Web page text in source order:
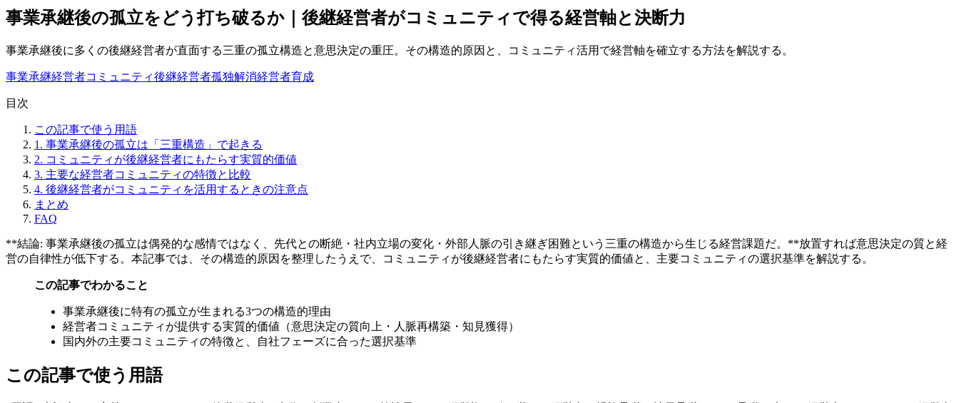
事業承継後の孤立をどう打ち破るか｜後継経営者がコミュニティで得る経営軸と決断力
事業承継後に多くの後継経営者が直面する三重の孤立構造と意思決定の重圧。その構造的原因と、コミュニティ活用で経営軸を確立する方法を解説する。
事業承継経営者コミュニティ後継経営者孤独解消経営者育成
目次
この記事で使う用語
1. 事業承継後の孤立は「三重構造」で起きる
2. コミュニティが後継経営者にもたらす実質的価値
3. 主要な経営者コミュニティの特徴と比較
4. 後継経営者がコミュニティを活用するときの注意点
まとめ
FAQ
**結論: 事業承継後の孤立は偶発的な感情ではなく、先代との断絶・社内立場の変化・外部人脈の引き継ぎ困難という三重の構造から生じる経営課題だ。**放置すれば意思決定の質と経
営の自律性が低下する。本記事では、その構造的原因を整理したうえで、コミュニティが後継経営者にもたらす実質的価値と、主要コミュニティの選択基準を解説する。
この記事でわかること
事業承継後に特有の孤立が生まれる3つの構造的理由
経営者コミュニティが提供する実質的価値（意思決定の質向上・人脈再構築・知見獲得）
国内外の主要コミュニティの特徴と、自社フェーズに合った選択基準
この記事で使う用語